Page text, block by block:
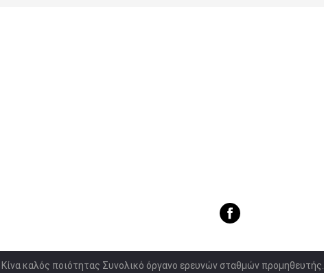
| Κίνα καλός ποιότητας Συνολικό όργανο ερευνών σταθμών προμηθευτής.